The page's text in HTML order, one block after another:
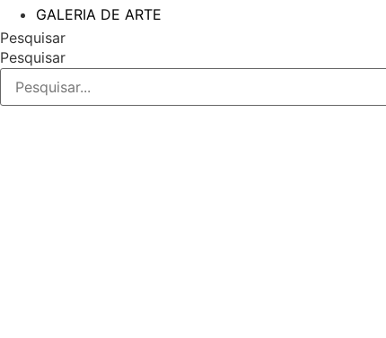
GALERIA DE ARTE
Pesquisar
Pesquisar